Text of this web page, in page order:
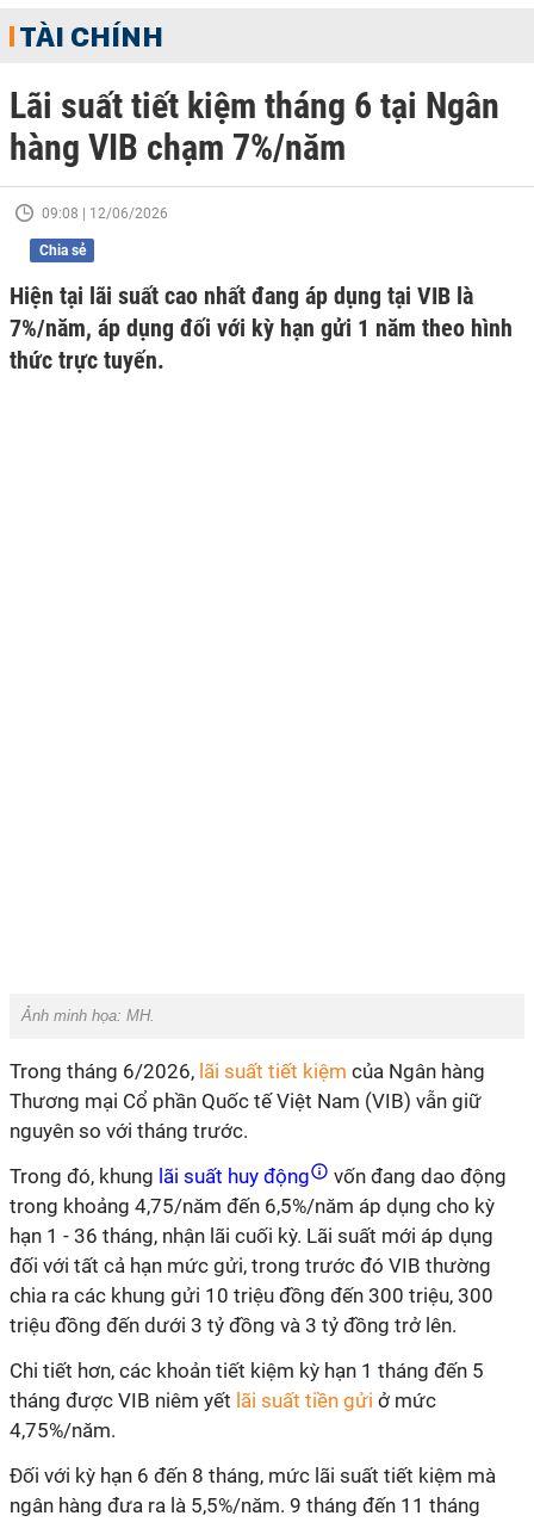
TÀI CHÍNH
Lãi suất tiết kiệm tháng 6 tại Ngân
hàng VIB chạm 7%/năm
09:08 | 12/06/2026
Chia sẻ
Hiện tại lãi suất cao nhất đang áp dụng tại VIB là
7%/năm, áp dụng đối với kỳ hạn gửi 1 năm theo hình
thức trực tuyến.
Ảnh minh họa: MH.
Trong tháng 6/2026, lãi suất tiết kiệm của Ngân hàng
Thương mại Cổ phần Quốc tế Việt Nam (VIB) vẫn giữ
nguyên so với tháng trước.
Trong đó, khung lãi suất huy động
vốn đang dao động
trong khoảng 4,75/năm đến 6,5%/năm áp dụng cho kỳ
hạn 1 - 36 tháng, nhận lãi cuối kỳ. Lãi suất mới áp dụng
đối với tất cả hạn mức gửi, trong trước đó VIB thường
chia ra các khung gửi 10 triệu đồng đến 300 triệu, 300
triệu đồng đến dưới 3 tỷ đồng và 3 tỷ đồng trở lên.
Chi tiết hơn, các khoản tiết kiệm kỳ hạn 1 tháng đến 5
tháng được VIB niêm yết lãi suất tiền gửi ở mức
4,75%/năm.
Đối với kỳ hạn 6 đến 8 tháng, mức lãi suất tiết kiệm mà
ngân hàng đưa ra là 5,5%/năm. 9 tháng đến 11 tháng